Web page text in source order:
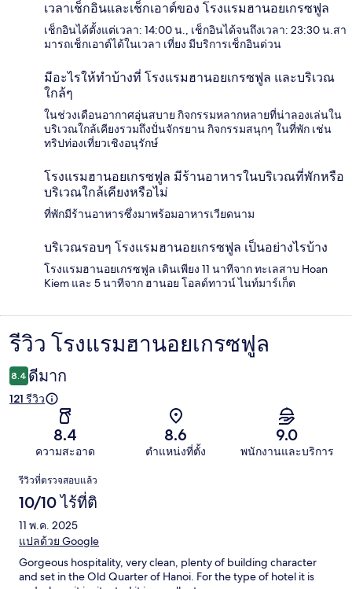
เวลาเช็กอินและเช็กเอาต์ของ โรงแรมฮานอยเกรซฟูล
เช็กอินได้ตั้งแต่เวลา: 14:00 น., เช็กอินได้จนถึงเวลา: 23:30 น.สา
มารถเช็กเอาต์ได้ในเวลา เที่ยง มีบริการเช็กอินด่วน
มีอะไรให้ทำบ้างที่ โรงแรมฮานอยเกรซฟูล และบริเวณ
ใกล้ๆ
ในช่วงเดือนอากาศอุ่นสบาย กิจกรรมหลากหลายที่น่าลองเล่นใน
บริเวณใกล้เคียงรวมถึงปั่นจักรยาน กิจกรรมสนุกๆ ในที่พัก เช่น
ทริปท่องเที่ยวเชิงอนุรักษ์
โรงแรมฮานอยเกรซฟูล มีร้านอาหารในบริเวณที่พักหรือ
บริเวณใกล้เคียงหรือไม่
ที่พักมีร้านอาหารซึ่งมาพร้อมอาหารเวียดนาม
บริเวณรอบๆ โรงแรมฮานอยเกรซฟูล เป็นอย่างไรบ้าง
โรงแรมฮานอยเกรซฟูล เดินเพียง 11 นาทีจาก ทะเลสาบ Hoan
Kiem และ 5 นาทีจาก ฮานอย โอลด์ทาวน์ ไนท์มาร์เก็ต
รีวิว
รีวิว โรงแรมฮานอยเกรซฟูล
8.4 ดีมาก
121 รีวิว
8.4
ความสะอาด
8.6
ตำแหน่งที่ตั้ง
9.0
พนักงานและบริการ
รีวิว
รีวิวที่ตรวจสอบแล้ว
10/10 ไร้ที่ติ
11 พ.ค. 2025
แปลด้วย Google
Gorgeous hospitality, very clean, plenty of building character
and set in the Old Quarter of Hanoi. For the type of hotel it is